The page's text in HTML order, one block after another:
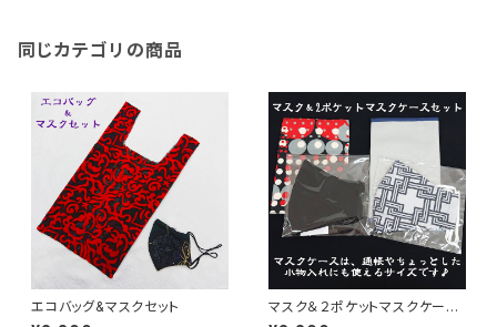
同じカテゴリの商品
エコバッグ&マスクセット
マスク＆２ポケットマスクケース
セット【2種】